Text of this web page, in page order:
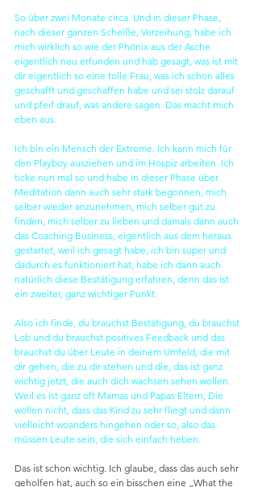
So über zwei Monate circa. Und in dieser Phase,
nach dieser ganzen Scheiße, Verzeihung, habe ich
mich wirklich so wie der Phönix aus der Asche
eigentlich neu erfunden und hab gesagt, was ist mit
dir eigentlich so eine tolle Frau, was ich schon alles
geschafft und geschaffen habe und sei stolz darauf
und pfeif drauf, was andere sagen. Das macht mich
eben aus.
Ich bin ein Mensch der Extreme. Ich kann mich für
den Playboy ausziehen und im Hospiz arbeiten. Ich
ticke nun mal so und habe in dieser Phase über
Meditation dann auch sehr stark begonnen, mich
selber wieder anzunehmen, mich selber gut zu
finden, mich selber zu lieben und damals dann auch
das Coaching Business, eigentlich aus dem heraus
gestartet, weil ich gesagt habe, ich bin super und
dadurch es funktioniert hat, habe ich dann auch
natürlich diese Bestätigung erfahren, denn das ist
ein zweiter, ganz wichtiger Punkt.
Also ich finde, du brauchst Bestätigung, du brauchst
Lob und du brauchst positives Feedback und das
brauchst du über Leute in deinem Umfeld, die mit
dir gehen, die zu dir stehen und die, das ist ganz
wichtig jetzt, die auch dich wachsen sehen wollen.
Weil es ist ganz oft Mamas und Papas Eltern, Die
wollen nicht, dass das Kind zu sehr fliegt und dann
vielleicht woanders hingehen oder so, also das
müssen Leute sein, die sich einfach heben.
Das ist schon wichtig. Ich glaube, dass das auch sehr
geholfen hat, auch so ein bisschen eine „What the